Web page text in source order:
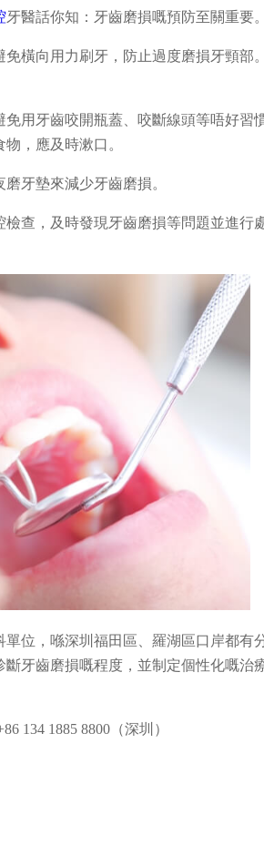
牙醫話你知：牙齒磨損嘅預防至關重要。
橫向用力刷牙，防止過度磨損牙頸部
用牙齒咬開瓶蓋、咬斷線頭等唔好習
，應及時漱口。
牙墊來減少牙齒磨損。
查，及時發現牙齒磨損等問題並進行
位，喺深圳福田區、羅湖區口岸都有
牙齒磨損嘅程度，並制定個性化嘅治
134 1885 8800（深圳）